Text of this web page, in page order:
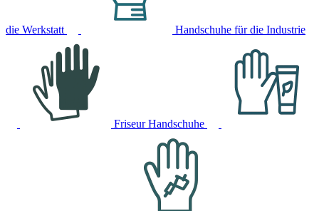
die Werkstatt Handschuhe für die Industrie
Friseur Handschuhe